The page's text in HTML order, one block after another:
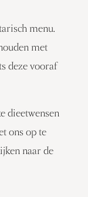
menu.
met
deze vooraf
dieetwensen
ons op te
naar de